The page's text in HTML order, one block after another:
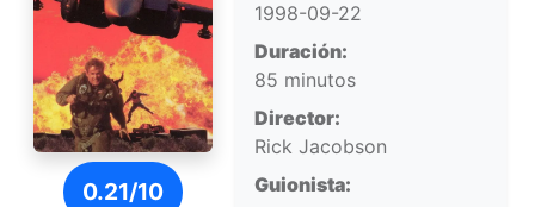
Póster de Trueno negro
0.21/10
1998-09-22
Duración:
85 minutos
Director:
Rick Jacobson
Guionista: